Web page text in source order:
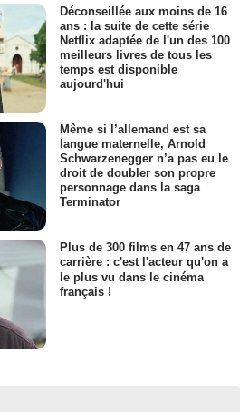
Déconseillée aux moins de 16
ans : la suite de cette série
Netflix adaptée de l'un des 100
meilleurs livres de tous les
temps est disponible
aujourd'hui
Même si l’allemand est sa
langue maternelle, Arnold
Schwarzenegger n’a pas eu le
droit de doubler son propre
personnage dans la saga
Terminator
Plus de 300 films en 47 ans de
carrière : c'est l'acteur qu'on a
le plus vu dans le cinéma
français !